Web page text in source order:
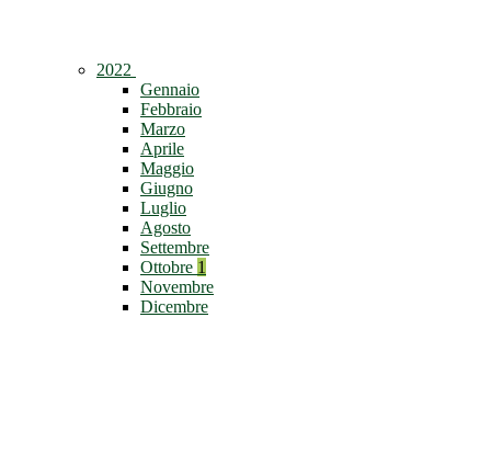
2022
Gennaio
Febbraio
Marzo
Aprile
Maggio
Giugno
Luglio
Agosto
Settembre
Ottobre 1
Novembre
Dicembre